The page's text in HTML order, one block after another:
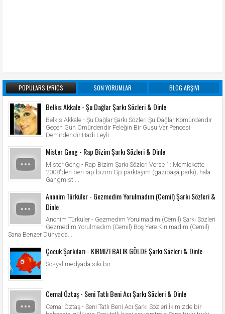
POPULARS LYRICS SON YORUMLAR BLOG ARŞIVI
Belkıs Akkale - Şu Dağlar Şarkı Sözleri & Dinle
Belkıs Akkale - Şu Dağlar Şarkı Sözleri Şu Dağlar Kömürdendir
Geçen Gün Ömürdendir Feleğin Bir Guşu Var Pençesi
Demirdendir Hadi Leyli ...
Mister Geng - Rap Bizim Şarkı Sözleri & Dinle
Mister Geng - Rap Bizim Şarkı Sözleri Verse 1: Memlekette
2008'den beri rap bizim Gp parktayım (gazipaşa parkı), hala
Gangmist'...
Anonim Türküler - Gezmedim Yorulmadım (Cemil) Şarkı Sözleri &
Dinle
Anonim Türküler - Gezmedim Yorulmadım (Cemil) Şarkı Sözleri
Gezmedim Yorulmadım (Cemil) Boş Yere Kırılmadım (Cemil)
Sana Benzer Dünyada...
Çocuk Şarkıları - KIRMIZI BALIK GÖLDE Şarkı Sözleri & Dinle
Sosyal medyada sıkı bir ...
Cemal Öztaş - Seni Tatlı Beni Acı Şarkı Sözleri & Dinle
Cemal Öztaş - Seni Tatlı Beni Acı Şarkı Sözleri İkimizde bir